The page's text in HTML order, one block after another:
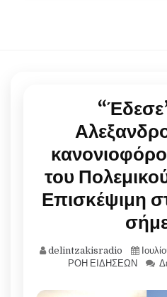
του
Επισκέψιμη
delintzakisradio
ΡΟΗ ΕΙΔΗΣΕΩΝ